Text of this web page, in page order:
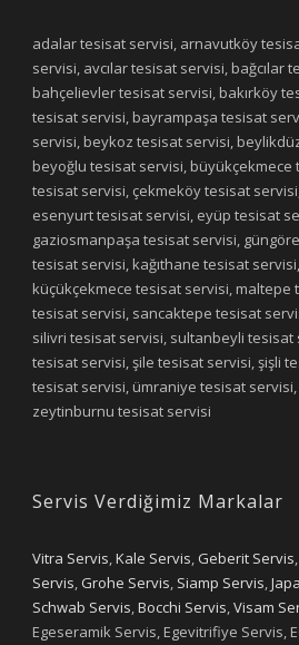
adalar tesisat servisi, arnavutköy
servisi, avcılar tesisat servisi, bağcılar
bahçelievler tesisat servisi, bakırköy
tesisat servisi, bayrampaşa tesisat
servisi, beykoz tesisat servisi,
beyoğlu tesisat servisi, büyükçekmece
tesisat servisi, çekmeköy tesisat
esenyurt tesisat servisi, eyüp tesisat
gaziosmanpaşa tesisat servisi,
tesisat servisi, kağıthane tesisat
küçükçekmece tesisat servisi, maltepe
tesisat servisi, sancaktepe tesisat
silivri tesisat servisi, sultanbeyli tesisat
tesisat servisi, şile tesisat servisi, şişli
tesisat servisi, ümraniye tesisat
zeytinburnu tesisat servisi
Servis Verdiğimiz Markalar
Vitra Servis,Kale Servis, Geberit Servis,
Servis, Grohe Servis, Siamp Servis,
Schwab Servis,Bocchi Servis,Visam
Egeseramik Servis, Egevitrifiye Servis,